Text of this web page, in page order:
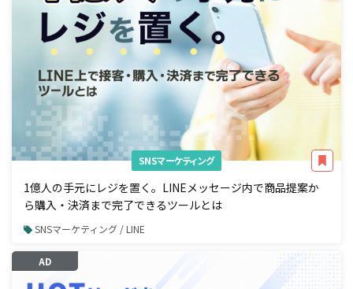
SNSマーケティング
1億人の手元にレジを置く。LINEメッセージ内で商品提案か
ら購入・決済まで完了できるツールとは
SNSマーケティング / LINE
AD